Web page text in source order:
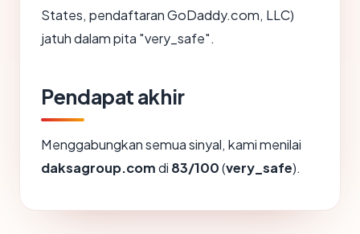
States, pendaftaran GoDaddy.com, LLC)
jatuh dalam pita "very_safe".
Pendapat akhir
Menggabungkan semua sinyal, kami menilai
daksagroup.comdi 83/100(very_safe).